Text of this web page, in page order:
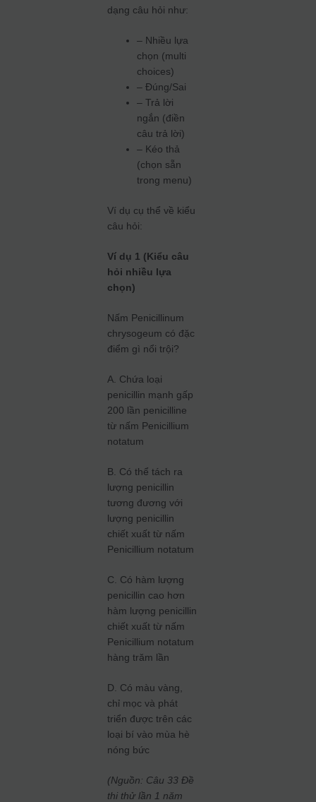
dạng câu hỏi như:
– Nhiều lựa
chọn (multi
choices)
– Đúng/Sai
– Trả lời
ngắn (điền
câu trả lời)
– Kéo thả
(chọn sẵn
trong menu)
Ví dụ cụ thể về kiểu
câu hỏi:
Ví dụ 1 (Kiểu câu
hỏi nhiều lựa
chọn)
Nấm Penicillinum
chrysogeum có đặc
điểm gì nổi trội?
A. Chứa loại
penicillin mạnh gấp
200 lần penicilline
từ nấm Penicillium
notatum
B. Có thể tách ra
lượng penicillin
tương đương với
lượng penicillin
chiết xuất từ nấm
Penicillium notatum
C. Có hàm lượng
penicillin cao hơn
hàm lượng penicillin
chiết xuất từ nấm
Penicillium notatum
hàng trăm lần
D. Có màu vàng,
chỉ mọc và phát
triển được trên các
loại bí vào mùa hè
nóng bức
(Nguồn: Câu 33 Đề
thi thử lần 1 năm